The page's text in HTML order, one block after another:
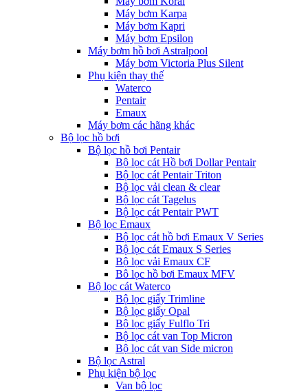
Máy bơm Karpa
Máy bơm Kapri
Máy bơm Epsilon
Máy bơm hồ bơi Astralpool
Máy bơm Victoria Plus Silent
Phụ kiện thay thế
Waterco
Pentair
Emaux
Máy bơm các hãng khác
Bộ lọc hồ bơi
Bộ lọc hồ bơi Pentair
Bộ lọc cát Hồ bơi Dollar Pentair
Bộ lọc cát Pentair Triton
Bộ lọc vải clean & clear
Bộ lọc cát Tagelus
Bộ lọc cát Pentair PWT
Bộ lọc Emaux
Bộ lọc cát hồ bơi Emaux V Series
Bộ lọc cát Emaux S Series
Bộ lọc vải Emaux CF
Bô lọc hồ bơi Emaux MFV
Bộ lọc cát Waterco
Bộ lọc giấy Trimline
Bộ lọc giấy Opal
Bộ lọc giấy Fulflo Tri
Bộ lọc cát van Top Micron
Bộ lọc cát van Side micron
Bộ lọc Astral
Phụ kiện bộ lọc
Van bộ lọc